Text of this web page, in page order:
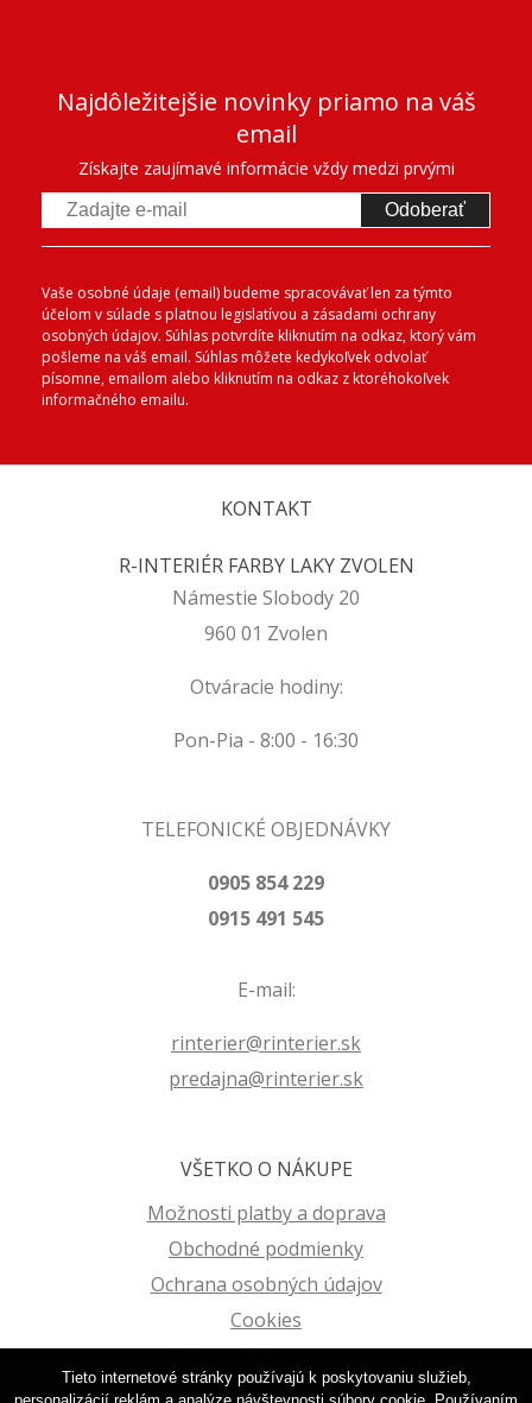
Najdôležitejšie novinky priamo na váš
email
Získajte zaujímavé informácie vždy medzi prvými
Odoberať
Vaše osobné údaje (email) budeme spracovávať len za týmto
účelom v súlade s platnou legislatívou a zásadami ochrany
osobných údajov. Súhlas potvrdíte kliknutím na odkaz, ktorý vám
pošleme na váš email. Súhlas môžete kedykoľvek odvolať
písomne, emailom alebo kliknutím na odkaz z ktoréhokoľvek
informačného emailu.
KONTAKT
R-INTERIÉR FARBY LAKY ZVOLEN
Námestie Slobody 20
960 01 Zvolen
Otváracie hodiny:
Pon-Pia - 8:00 - 16:30
TELEFONICKÉ OBJEDNÁVKY
0905 854 229
0915 491 545
E-mail:
rinterier@rinterier.sk
predajna@rinterier.sk
VŠETKO O NÁKUPE
Možnosti platby a doprava
Obchodné podmienky
Ochrana osobných údajov
Cookies
Reklamačný poriadok
Tieto internetové stránky používajú k poskytovaniu služieb,